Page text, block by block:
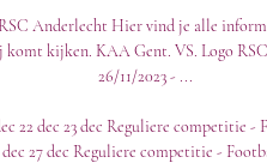
Anderlecht Hier vind je alle
kijken. KAA Gent. VS. Logo
26/11/2023 - ...
22 dec 23 dec Reguliere competitie
27 dec Reguliere competitie -